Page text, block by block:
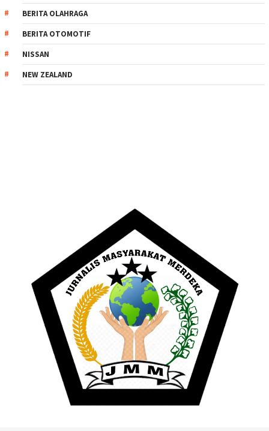
BERITA OLAHRAGA
BERITA OTOMOTIF
NISSAN
NEW ZEALAND